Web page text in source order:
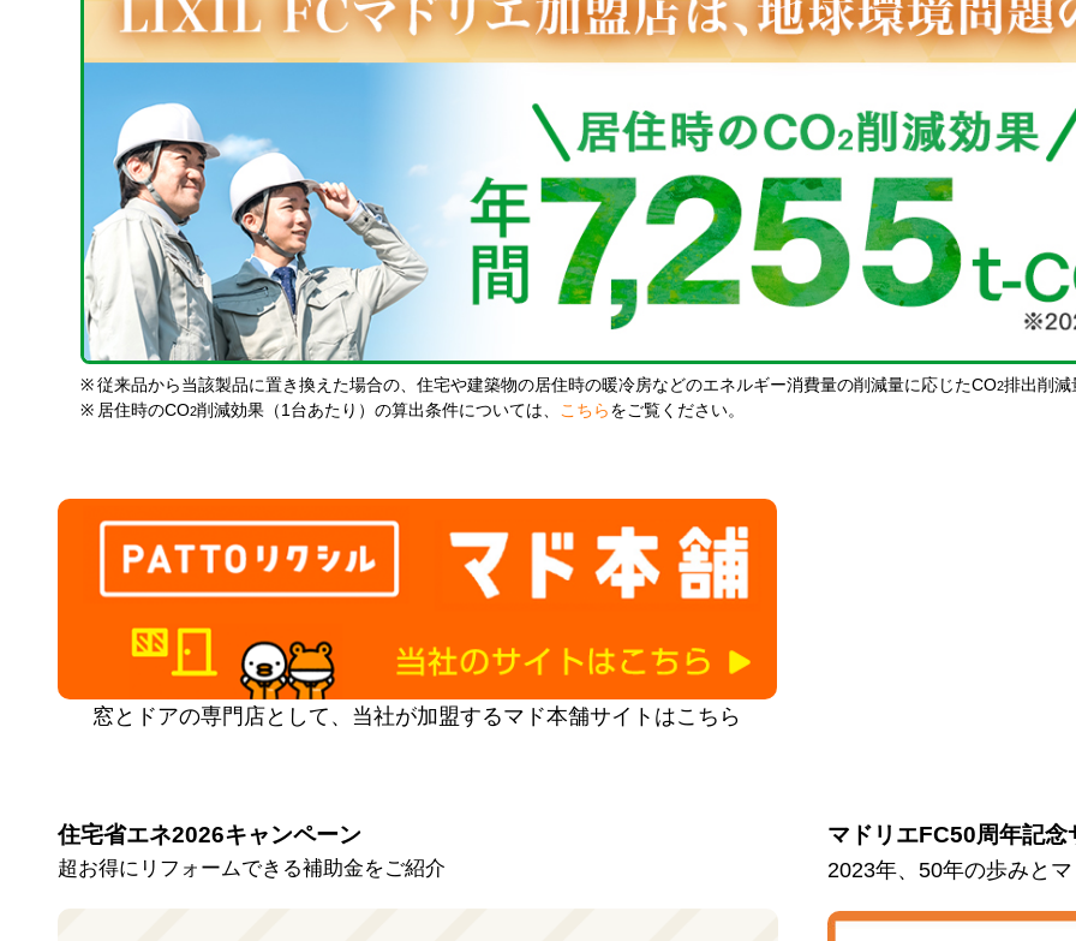
※ 従来品から当該製品に置き換えた場合の、住宅や建築物の居住時の暖冷房などのエネルギー消費量の削減量に応じたCO2排出削減
※ 居住時のCO2削減効果（1台あたり）の算出条件については、 こちら をご覧ください。
窓とドアの専門店として、当社が加盟するマド本舗サイトはこちら
住宅省エネ2026キャンペーン
超お得にリフォームできる補助金をご紹介
マドリエFC50周年記念
2023年、50年の歩みと